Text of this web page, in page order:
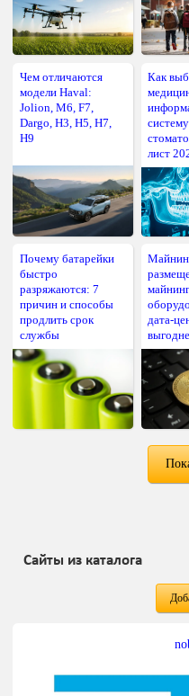
Чем отличаются
модели Haval:
Jolion, M6, F7,
Dargo, H3, H5, H7,
H9
Как
лист
Почему батарейки
быстро
разряжаются: 7
причин и способы
продлить срок
службы
дата-
Сайты из каталога